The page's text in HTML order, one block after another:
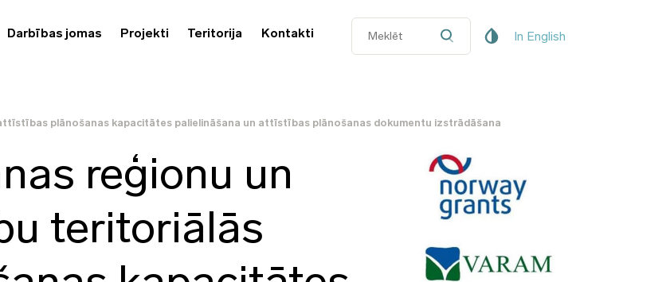
Darbības jomas Projekti Teritorija Kontakti In English
plānošanas kapacitātes palielināšana un attīstības plānošanas dokumentu izstrādāšana
reģionu un
teritoriālās